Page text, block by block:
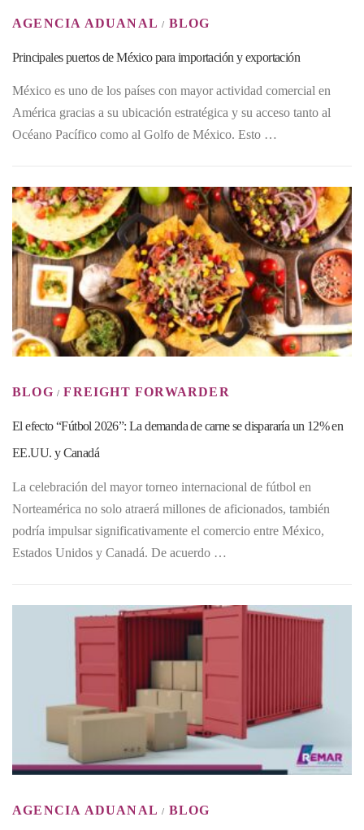
AGENCIA ADUANAL / BLOG
Principales puertos de México para importación y exportación
México es uno de los países con mayor actividad comercial en
América gracias a su ubicación estratégica y su acceso tanto al
Océano Pacífico como al Golfo de México. Esto …
BLOG / FREIGHT FORWARDER
El efecto “Fútbol 2026”: La demanda de carne se dispararía un 12% en
EE.UU. y Canadá
La celebración del mayor torneo internacional de fútbol en
Norteamérica no solo atraerá millones de aficionados, también
podría impulsar significativamente el comercio entre México,
Estados Unidos y Canadá. De acuerdo …
AGENCIA ADUANAL / BLOG